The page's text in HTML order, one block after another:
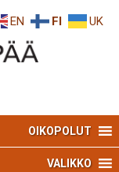
OIKOPOLUT
VALIKKO
EN FI UK